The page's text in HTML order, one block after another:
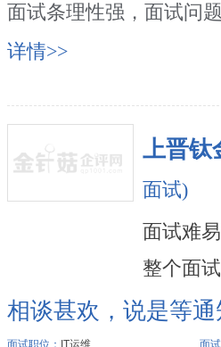
面试条理性强，面试问
详情>>
上晋钛
面试)
面试难
整个面
相谈甚欢，说是等
面试职位： IT运维 面